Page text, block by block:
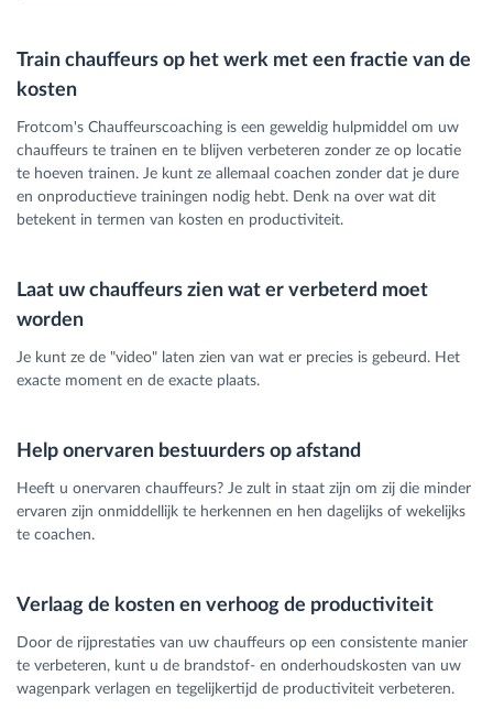
Train chauffeurs op het werk met een fractie van de
kosten
Frotcom's Chauffeurscoaching is een geweldig hulpmiddel om uw
chauffeurs te trainen en te blijven verbeteren zonder ze op locatie
te hoeven trainen. Je kunt ze allemaal coachen zonder dat je dure
en onproductieve trainingen nodig hebt. Denk na over wat dit
betekent in termen van kosten en productiviteit.
Laat uw chauffeurs zien wat er verbeterd moet
worden
Je kunt ze de "video" laten zien van wat er precies is gebeurd. Het
exacte moment en de exacte plaats.
Help onervaren bestuurders op afstand
Heeft u onervaren chauffeurs? Je zult in staat zijn om zij die minder
ervaren zijn onmiddellijk te herkennen en hen dagelijks of wekelijks
te coachen.
Verlaag de kosten en verhoog de productiviteit
Door de rijprestaties van uw chauffeurs op een consistente manier
te verbeteren, kunt u de brandstof- en onderhoudskosten van uw
wagenpark verlagen en tegelijkertijd de productiviteit verbeteren.